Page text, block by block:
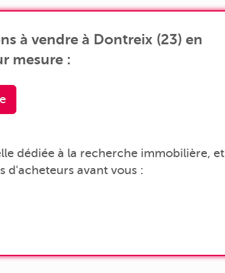
à vendre à Dontreix (23) en
mesure :
dédiée à la recherche immobilière, et
d'acheteurs avant vous :